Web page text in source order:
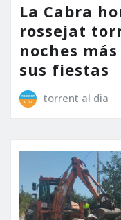
La Cabra
rossejat
noches
sus fiestas
torrent al dia